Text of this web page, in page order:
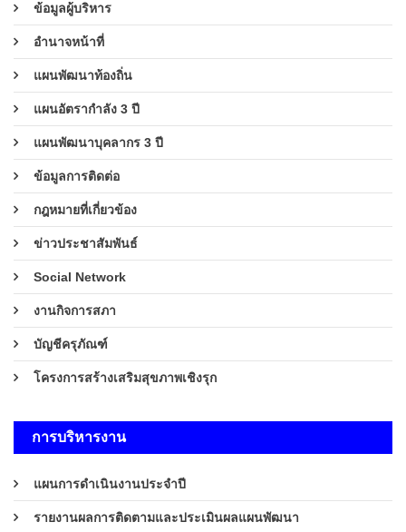
ข้อมูลผู้บริหาร
อำนาจหน้าที่
แผนพัฒนาท้องถิ่น
แผนอัตรากำลัง 3 ปี
แผนพัฒนาบุคลากร 3 ปี
ข้อมูลการติดต่อ
กฎหมายที่เกี่ยวข้อง
ข่าวประชาสัมพันธ์
Social Network
งานกิจการสภา
บัญชีครุภัณฑ์
โครงการสร้างเสริมสุขภาพเชิงรุก
การบริหารงาน
แผนการดำเนินงานประจำปี
รายงานผลการติดตามและประเมินผลแผนพัฒนา